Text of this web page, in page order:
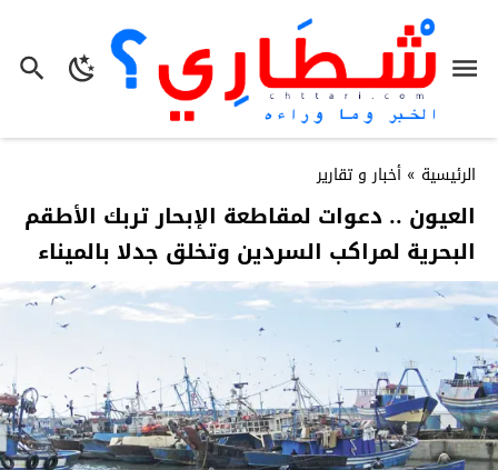
الرئيسية » أخبار و تقارير
العيون .. دعوات لمقاطعة الإبحار تربك الأطقم
البحرية لمراكب السردين وتخلق جدلا بالميناء